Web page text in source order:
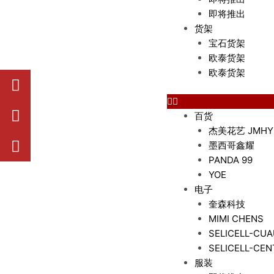
即将推出
货架
宝石货架
欧泰货架
欧泰货架
百货
杰美花艺 JMHY
墨西哥鑫耀
PANDA 99
YOE
电子
奎森科技
MIMI CHENS
SELICELL-
SELICELL-
服装
W
h
a
t
s
a
W
e
i
x
i
n
Y
o
u
t
u
b